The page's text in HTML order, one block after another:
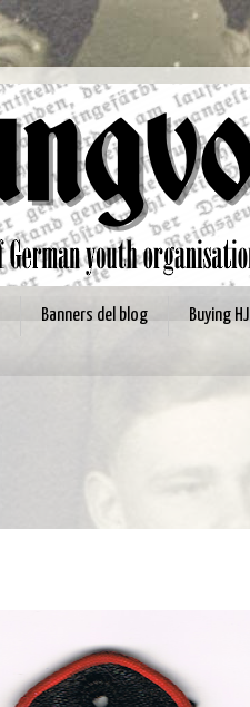
Banners del blog Buying HJ